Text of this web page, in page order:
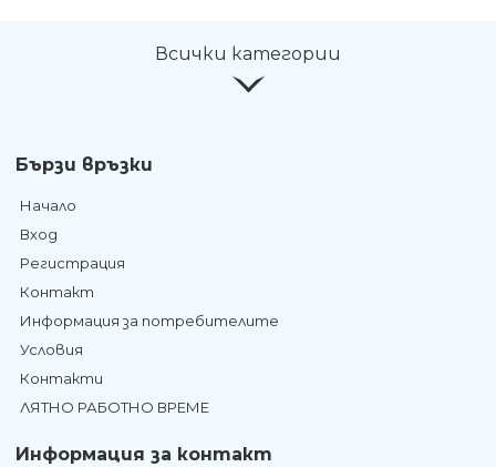
Всички категории
Бързи връзки
Начало
Вход
Регистрация
Контакт
Информация за потребителите
Условия
Контакти
ЛЯТНО РАБОТНО ВРЕМЕ
Информация за контакт